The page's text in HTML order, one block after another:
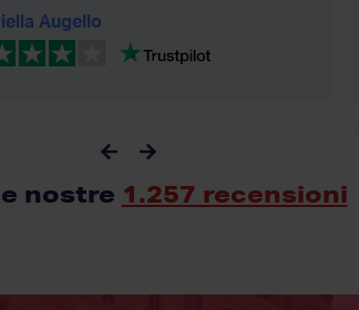
Augello
nostre 1.257 recensioni